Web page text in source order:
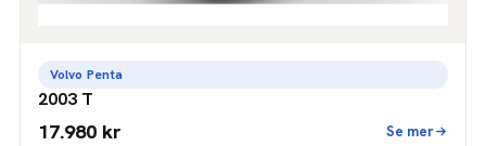
Volvo Penta
2003 T
17.980 kr Se mer